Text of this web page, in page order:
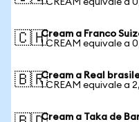
1 CREAM equivale a
🇨🇭Cream a Franco
1 CREAM equivale a
🇧🇷Cream a Real
1 CREAM equivale a
Cream a Taka de